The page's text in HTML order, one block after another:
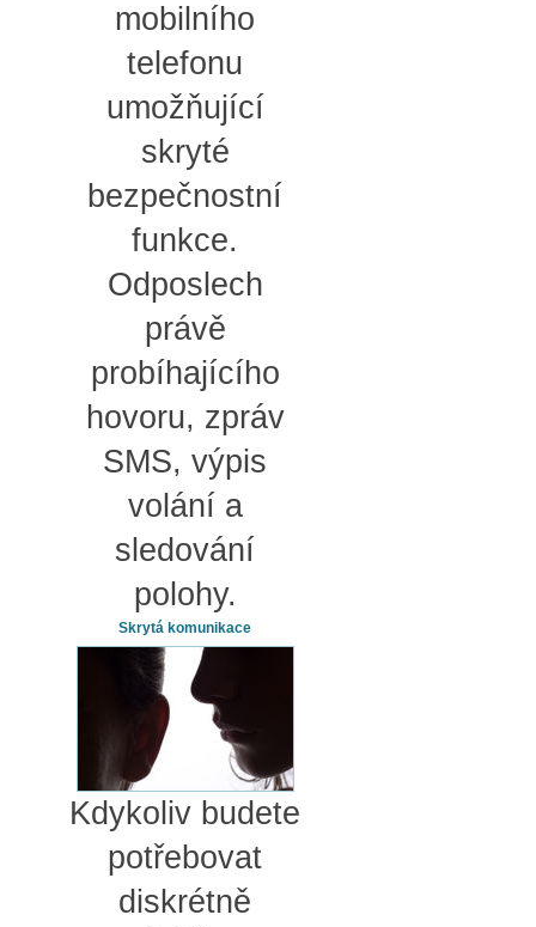
mobilního
telefonu
umožňující
skryté
bezpečnostní
funkce.
Odposlech
právě
probíhajícího
hovoru, zpráv
SMS, výpis
volání a
sledování
polohy.
Skrytá komunikace
Kdykoliv budete
potřebovat
diskrétně